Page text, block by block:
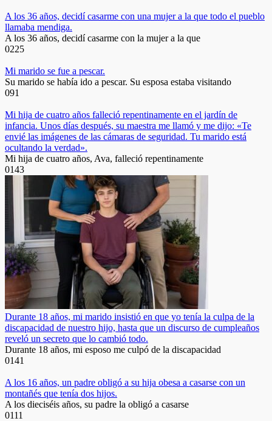
A los 36 años, decidí casarme con una mujer a la que todo el pueblo
llamaba mendiga.
A los 36 años, decidí casarme con la mujer a la que
0225
Mi marido se fue a pescar.
Su marido se había ido a pescar. Su esposa estaba visitando
091
Mi hija de cuatro años falleció repentinamente en el jardín de
infancia. Unos días después, su maestra me llamó y me dijo: «Te
envié las imágenes de las cámaras de seguridad. Tu marido está
ocultando la verdad».
Mi hija de cuatro años, Ava, falleció repentinamente
0143
Durante 18 años, mi marido insistió en que yo tenía la culpa de la
discapacidad de nuestro hijo, hasta que un discurso de cumpleaños
reveló un secreto que lo cambió todo.
Durante 18 años, mi esposo me culpó de la discapacidad
0141
A los 16 años, un padre obligó a su hija obesa a casarse con un
montañés que tenía dos hijos.
A los dieciséis años, su padre la obligó a casarse
0111